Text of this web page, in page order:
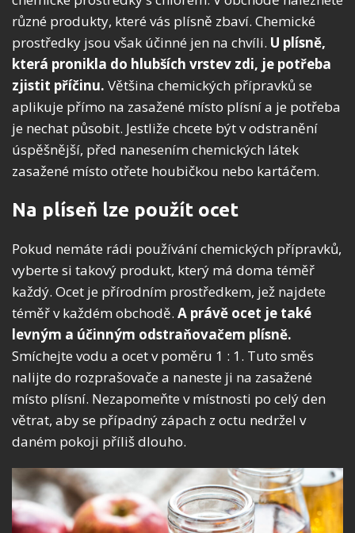
různé produkty, které vás plísně zbaví. Chemické
prostředky jsou však účinné jen na chvíli. U plísně,
která pronikla do hlubších vrstev zdi, je potřeba
zjistit příčinu. Většina chemických přípravků se
aplikuje přímo na zasažené místo plísní a je potřeba
je nechat působit. Jestliže chcete být v odstranění
úspěšnější, před nanesením chemických látek
zasažené místo otřete houbičkou nebo kartáčem.
Na plíseň lze použít ocet
Pokud nemáte rádi používání chemických přípravků,
vyberte si takový produkt, který má doma téměř
každý. Ocet je přírodním prostředkem, jež najdete
téměř v každém obchodě. A právě ocet je také
levným a účinným odstraňovačem plísně.
Smíchejte vodu a ocet v poměru 1 : 1. Tuto směs
nalijte do rozprašovače a naneste ji na zasažené
místo plísní. Nezapomeňte v místnosti po celý den
větrat, aby se případný zápach z octu nedržel v
daném pokoji příliš dlouho.